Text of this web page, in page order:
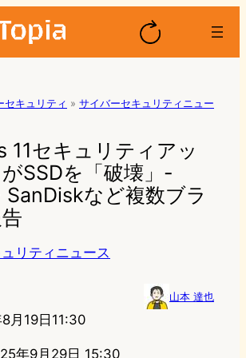
セキュリティ » サイバーセキュリティニュー
11セキュリティアッ
SSDを「破壊」-
SanDiskなど複数ブラ
リティニュース
山本 達也
月19日11:30
年9月29日 15:30